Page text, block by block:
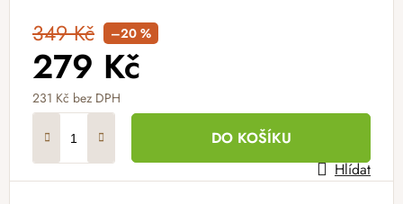
349 Kč –20 %
279 Kč
231 Kč bez DPH
DO KOŠÍKU
Hlídat